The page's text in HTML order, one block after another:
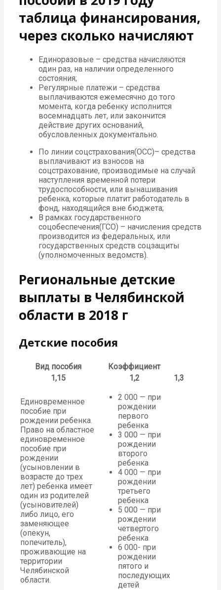
таблица финансирования,
через сколько начисляют
Единоразовые – средства начисляются
один раз, на наличии определенного
состояния;
Регулярные платежи – средства
выплачиваются ежемесячно до того
момента, когда ребенку исполнится
восемнадцать лет, или закончится
действие других оснований,
обусловленных документально.
По линии соцстрахования(ОСС)– средства
выплачивают из взносов на
соцстрахование, производимые на случай
наступления временной потери
трудоспособности, или вынашивания
ребенка, которые платит работодатель в
фонд, находящийся вне бюджета;
В рамках государственного
соцобеспечения(ГСО) – начисления средств
производится из федеральных, или
государственных средств соцзащиты
(уполномоченных ведомств).
Региональные детские
выплаты в Челябинской
области в 2018 г
Детские пособия
Вид пособия
Коэффициент
1,15
1,2 1,3
Единовременное
пособие при
рождении ребенка.
Право на областное
единовременное
пособие при
рождении
(усыновлении в
возрасте до трех
лет) ребенка имеет
один из родителей
(усыновителей)
либо лицо, его
заменяющее
(опекун,
попечитель),
проживающие на
территории
Челябинской
области.
2 000 — при
рождении
первого
ребенка
3 000 — при
рождении
второго
ребенка
4 000 — при
рождении
третьего
ребенка
5 000 — при
рождении
четвертого
ребенка
6 000- при
рождении
пятого и
последующих
детей